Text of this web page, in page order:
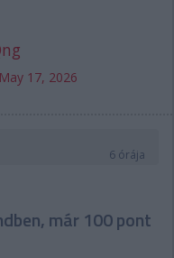
May 17, 2026
6 órája
már 100 pont